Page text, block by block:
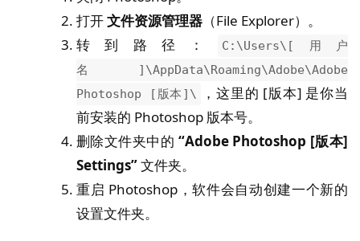
打开文件资源管理器 （File Explorer）。
转到路径：
C:\Users\[用户
名]\AppData\Roaming\Adobe\Adobe
Photoshop [版本]\
，这里的 [版本] 是你当
前安装的 Photoshop 版本号。
删除文件夹中的 “Adobe Photoshop [版本]
Settings”文件夹。
重启 Photoshop，软件会自动创建一个新的
设置文件夹。